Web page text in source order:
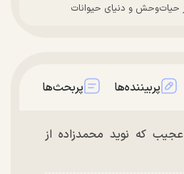
حیات‌وحش و دنیای حیوانات
پربیننده‌ها پربحث‌ها
که نوید محمدزاده از